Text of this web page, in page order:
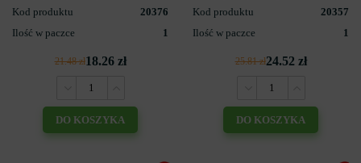
Kod produktu
20376
Ilość w paczce
1
21.48 zł18.26 zł
DO KOSZYKA
Kod produktu
20357
Ilość w paczce
1
25.81 zł24.52 zł
DO KOSZYKA